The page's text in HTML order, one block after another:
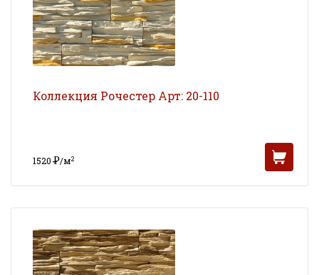
Коллекция Рочестер Арт: 20-110
1520Р/м2